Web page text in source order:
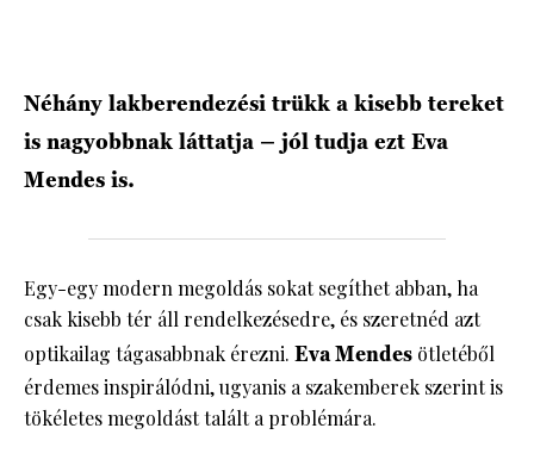
Néhány lakberendezési trükk a kisebb tereket
is nagyobbnak láttatja – jól tudja ezt Eva
Mendes is.
Egy-egy modern megoldás sokat segíthet abban, ha
csak kisebb tér áll rendelkezésedre, és szeretnéd azt
optikailag tágasabbnak érezni. Eva Mendes ötletéből
érdemes inspirálódni, ugyanis a szakemberek szerint is
tökéletes megoldást talált a problémára.